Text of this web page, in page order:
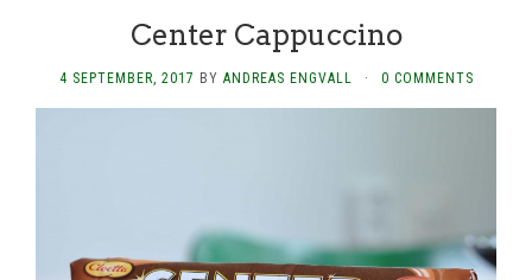
Center Cappuccino
4 SEPTEMBER, 2017 BY ANDREAS ENGVALL · 0 COMMENTS